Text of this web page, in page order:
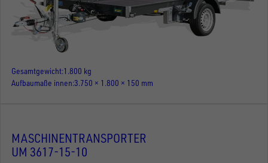
Gesamtgewicht 1.800 kg
Aufbaumaße innen 3.750 × 1.800 × 150 mm
MASCHINENTRANSPORTER
UM 3617-15-10